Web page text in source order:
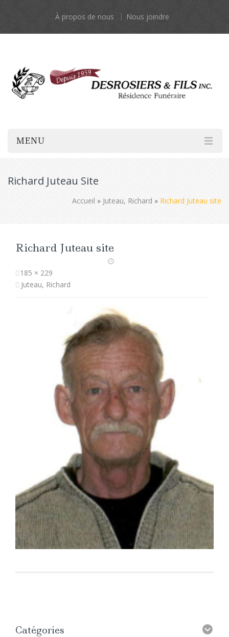
À propos de nous Nous joindre
MENU
Richard Juteau Site
Accueil » Juteau, Richard » Richard Juteau site
Richard Juteau site
185 × 229
Juteau, Richard
Catégories